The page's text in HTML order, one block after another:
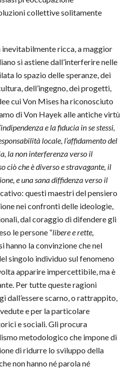
collettive solitamente
inevitabilmente ricca, a maggior
si astiene dall’interferire nelle
lo spazio delle speranze, dei
dell’ingegno, dei progetti,
cui Von Mises ha riconosciuto
di Von Hayek alle antiche virtù
e la fiducia in se stessi,
locale, l’affidamento del
la non interferenza verso il
ciò che è diverso e stravagante, il
e una sana diffidenza verso il
questi maestri del pensiero
nei confronti delle ideologie,
dal coraggio di difendere gli
le persone “libere e rette,
hanno la convinzione che nel
singolo individuo sul fenomeno
apparire impercettibile, ma è
Per tutte queste ragioni
dall’essere scarno, o rattrappito,
e per la particolare
e sociali. Gli procura
metodologico che impone di
di ridurre lo sviluppo della
non hanno né parola né